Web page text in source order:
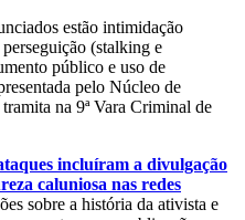
estão intimidação
(stalking e
público e uso de
pelo Núcleo de
na 9ª Vara Criminal de
incluíram a divulgação
caluniosa nas redes
sobre a história da ativista e